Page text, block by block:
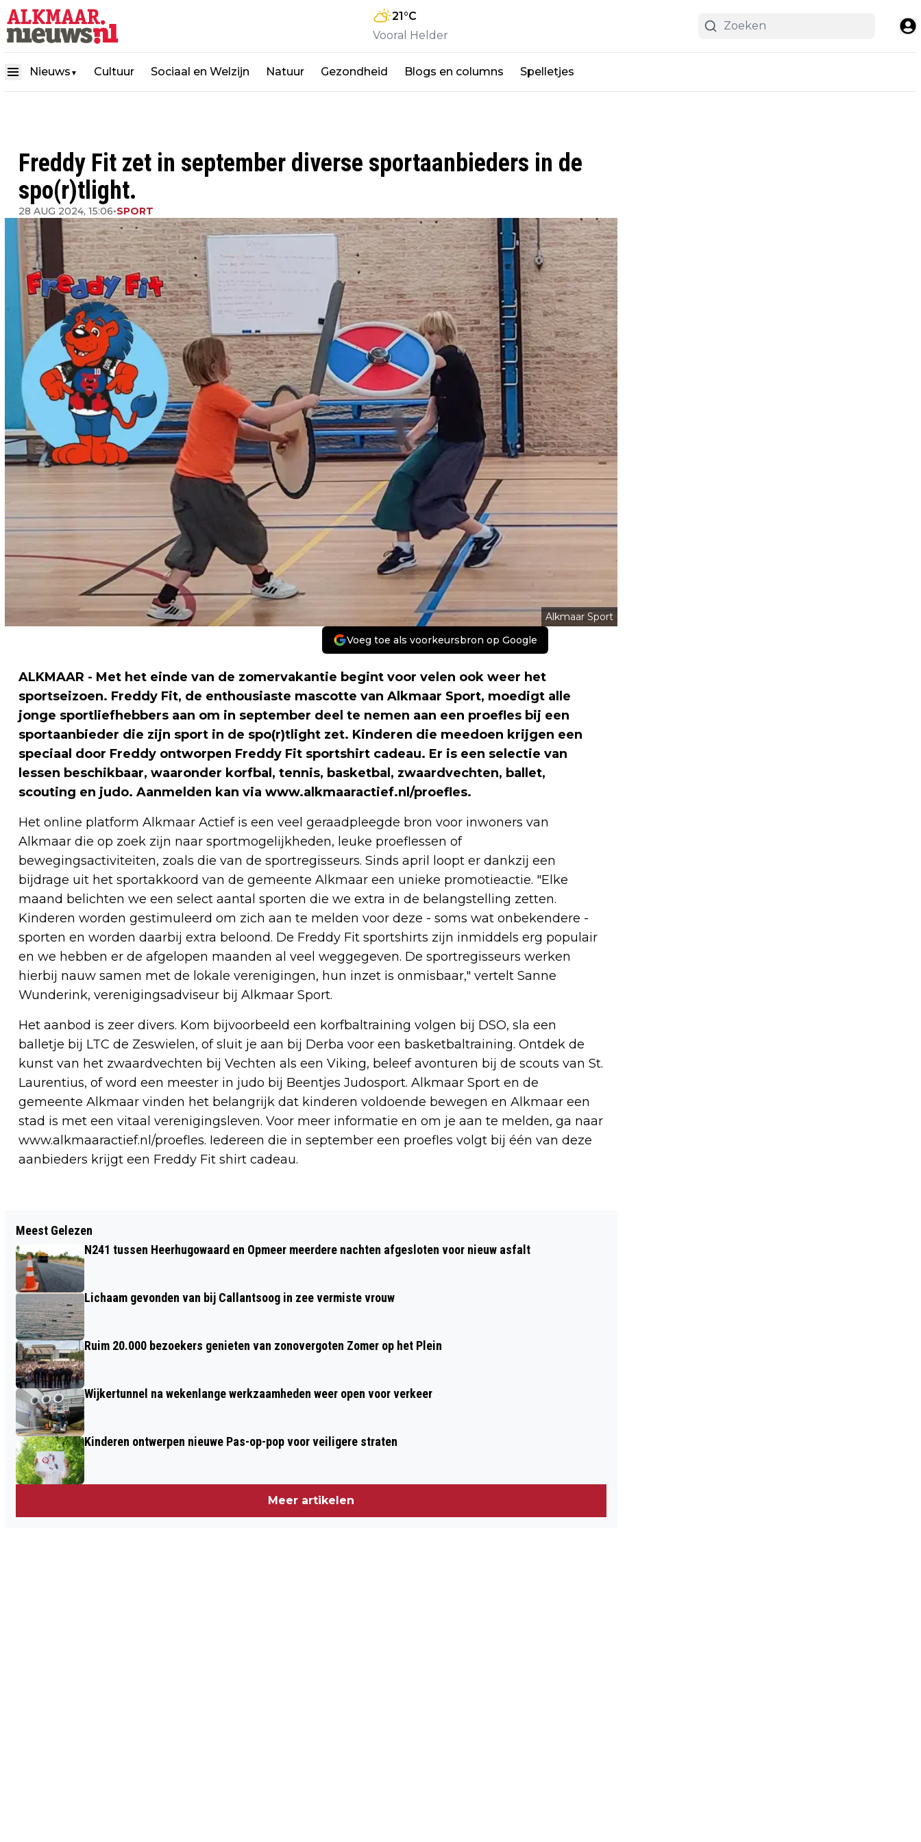
21°C
Vooral Helder
Nieuws ▼ Cultuur Sociaal en Welzijn Natuur Gezondheid Blogs en columns Spelletjes
Freddy Fit zet in september diverse sportaanbieders in de
spo(r)tlight.
28 AUG 2024, 15:06•SPORT
Alkmaar Sport
Voeg toe als voorkeursbron op Google
ALKMAAR - Met het einde van de zomervakantie begint voor velen ook weer het
sportseizoen. Freddy Fit, de enthousiaste mascotte van Alkmaar Sport, moedigt alle
jonge sportliefhebbers aan om in september deel te nemen aan een proefles bij een
sportaanbieder die zijn sport in de spo(r)tlight zet. Kinderen die meedoen krijgen een
speciaal door Freddy ontworpen Freddy Fit sportshirt cadeau. Er is een selectie van
lessen beschikbaar, waaronder korfbal, tennis, basketbal, zwaardvechten, ballet,
scouting en judo. Aanmelden kan via www.alkmaaractief.nl/proefles.
Het online platform Alkmaar Actief is een veel geraadpleegde bron voor inwoners van
Alkmaar die op zoek zijn naar sportmogelijkheden, leuke proeflessen of
bewegingsactiviteiten, zoals die van de sportregisseurs. Sinds april loopt er dankzij een
bijdrage uit het sportakkoord van de gemeente Alkmaar een unieke promotieactie. "Elke
maand belichten we een select aantal sporten die we extra in de belangstelling zetten.
Kinderen worden gestimuleerd om zich aan te melden voor deze - soms wat onbekendere -
sporten en worden daarbij extra beloond. De Freddy Fit sportshirts zijn inmiddels erg populair
en we hebben er de afgelopen maanden al veel weggegeven. De sportregisseurs werken
hierbij nauw samen met de lokale verenigingen, hun inzet is onmisbaar," vertelt Sanne
Wunderink, verenigingsadviseur bij Alkmaar Sport.
Het aanbod is zeer divers. Kom bijvoorbeeld een korfbaltraining volgen bij DSO, sla een
balletje bij LTC de Zeswielen, of sluit je aan bij Derba voor een basketbaltraining. Ontdek de
kunst van het zwaardvechten bij Vechten als een Viking, beleef avonturen bij de scouts van St.
Laurentius, of word een meester in judo bij Beentjes Judosport. Alkmaar Sport en de
gemeente Alkmaar vinden het belangrijk dat kinderen voldoende bewegen en Alkmaar een
stad is met een vitaal verenigingsleven. Voor meer informatie en om je aan te melden, ga naar
www.alkmaaractief.nl/proefles. Iedereen die in september een proefles volgt bij één van deze
aanbieders krijgt een Freddy Fit shirt cadeau.
AUTO IN BRAND OP GEZELLESTRAAT IN
HEERHUGOWAARD; POLITIE ZOEKT
GETUIGEN
SKA’ OOK IN PODIUM VICTORIE TIJDENS
Meest Gelezen
N241 tussen Heerhugowaard en Opmeer meerdere nachten afgesloten voor nieuw asfalt
Lichaam gevonden van bij Callantsoog in zee vermiste vrouw
Ruim 20.000 bezoekers genieten van zonovergoten Zomer op het Plein
Wijkertunnel na wekenlange werkzaamheden weer open voor verkeer
Kinderen ontwerpen nieuwe Pas-op-pop voor veiligere straten
Meer artikelen